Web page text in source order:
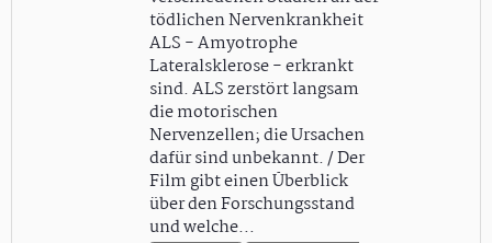
tödlichen Nervenkrankheit
ALS - Amyotrophe
Lateralsklerose - erkrankt
sind. ALS zerstört langsam
die motorischen
Nervenzellen; die Ursachen
dafür sind unbekannt. / Der
Film gibt einen Überblick
über den Forschungsstand
und welche…